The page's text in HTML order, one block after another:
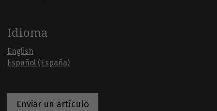
Idioma
English
Español (España)
Enviar un artículo